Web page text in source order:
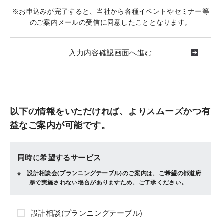
※お申込みが完了すると、当社から各種イベントやセミナー等
のご案内メールの受信に同意したこととなります。
以下の情報をいただければ、よりスムーズかつ有
益なご案内が可能です。
同時に希望するサービス
設計相談会(プランニングテーブル)のご案内は、ご希望の都道府
県で実施されない場合がありますため、ご了承ください。
設計相談(プランニングテーブル)